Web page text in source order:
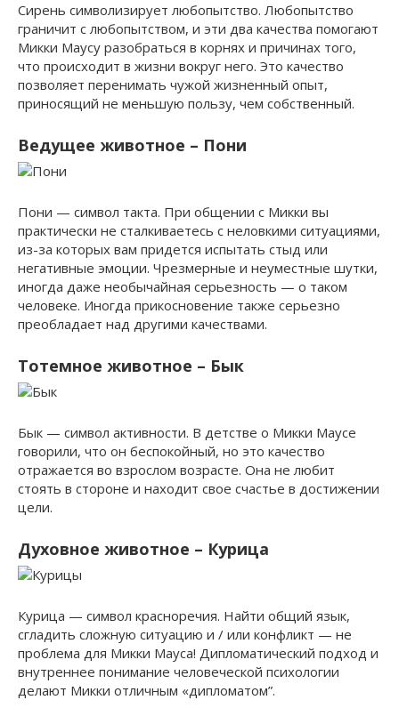
Сирень символизирует любопытство. Любопытство
граничит с любопытством, и эти два качества помогают
Микки Маусу разобраться в корнях и причинах того,
что происходит в жизни вокруг него. Это качество
позволяет перенимать чужой жизненный опыт,
приносящий не меньшую пользу, чем собственный.
Ведущее животное – Пони
Пони — символ такта. При общении с Микки вы
практически не сталкиваетесь с неловкими ситуациями,
из-за которых вам придется испытать стыд или
негативные эмоции. Чрезмерные и неуместные шутки,
иногда даже необычайная серьезность — о таком
человеке. Иногда прикосновение также серьезно
преобладает над другими качествами.
Тотемное животное – Бык
Бык — символ активности. В детстве о Микки Маусе
говорили, что он беспокойный, но это качество
отражается во взрослом возрасте. Она не любит
стоять в стороне и находит свое счастье в достижении
цели.
Духовное животное – Курица
Курица — символ красноречия. Найти общий язык,
сгладить сложную ситуацию и / или конфликт — не
проблема для Микки Мауса! Дипломатический подход и
внутреннее понимание человеческой психологии
делают Микки отличным «дипломатом”.